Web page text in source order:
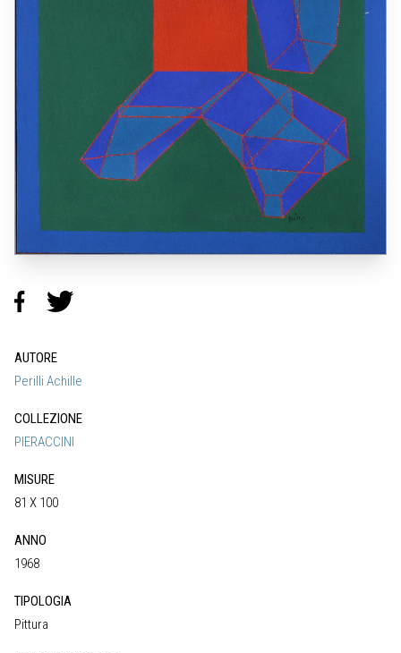
AUTORE
Perilli Achille
COLLEZIONE
PIERACCINI
MISURE
81 X 100
ANNO
1968
TIPOLOGIA
Pittura